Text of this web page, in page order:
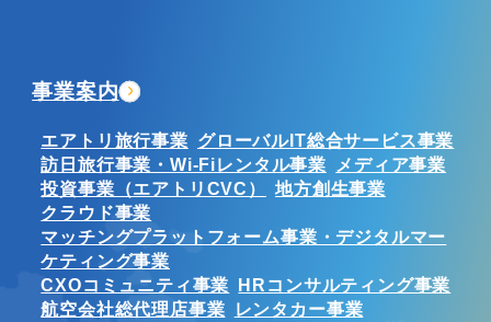
事業案内
エアトリ旅行事業 グローバルIT総合サービス事業
訪日旅行事業・Wi-Fiレンタル事業
メディア事業
投資事業（エアトリCVC）
地方創生事業
クラウド事業
マッチングプラットフォーム事業・デジタルマー
ケティング事業
CXOコミュニティ事業 HRコンサルティング事業
航空会社総代理店事業
レンタカー事業